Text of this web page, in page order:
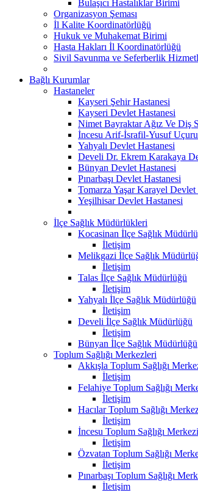
Bulaşıcı Hastalıklar Birimi
Organizasyon Şeması
İl Kalite Koordinatörlüğü
Hukuk ve Muhakemat Birimi
Hasta Hakları İl Koordinatörlüğü
Sivil Savunma ve Seferberlik
Bağlı Kurumlar
Hastaneler
Kayseri Şehir Hastanesi
Kayseri Devlet Hastanesi
Nimet Bayraktar Ağız Ve Diş
İncesu Arif-İsrafil-Yusuf
Yahyalı Devlet Hastanesi
Develi Dr. Ekrem Karakaya
Bünyan Devlet Hastanesi
Pınarbaşı Devlet Hastanesi
Tomarza Yaşar Karayel Devlet
Yeşilhisar Devlet Hastanesi
İlçe Sağlık Müdürlükleri
Kocasinan İlçe Sağlık
İletişim
Melikgazi İlçe Sağlık
İletişim
Talas İlçe Sağlık Müdürlüğü
İletişim
Yahyalı İlçe Sağlık Müdürlüğü
İletişim
Develi İlçe Sağlık Müdürlüğü
İletişim
Bünyan İlçe Sağlık Müdürlüğü
Toplum Sağlığı Merkezleri
Akkışla Toplum Sağlığı
İletişim
Felahiye Toplum Sağlığı
İletişim
Hacılar Toplum Sağlığı
İletişim
İncesu Toplum Sağlığı Merkezi
İletişim
Özvatan Toplum Sağlığı
İletişim
Pınarbaşı Toplum Sağlığı
İletişim